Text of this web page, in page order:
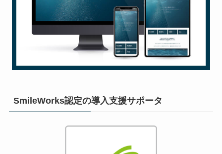
SmileWorks認定の導入支援サポータ